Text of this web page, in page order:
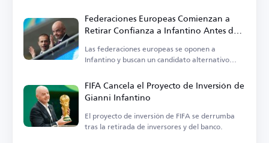
Federaciones Europeas Comienzan a
Retirar Confianza a Infantino Antes de
las Elecciones de la FIFA
Las federaciones europeas se oponen a
Infantino y buscan un candidato alternativo
FIFA Cancela el Proyecto de Inversión de
Gianni Infantino
El proyecto de inversión de FIFA se derrumba
tras la retirada de inversores y del banco.